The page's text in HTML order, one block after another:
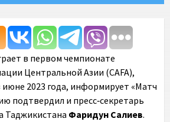
в первом чемпионате
Центральной Азии (CAFA),
2023 года, информирует «Матч
подтвердил и пресс‑секретарь
Таджикистана Фаридун Салиев.